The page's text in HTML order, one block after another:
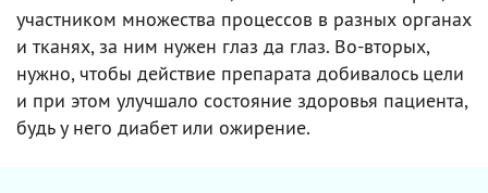
участником множества процессов в разных органах
и тканях, за ним нужен глаз да глаз. Во-вторых,
нужно, чтобы действие препарата добивалось цели
и при этом улучшало состояние здоровья пациента,
будь у него диабет или ожирение.